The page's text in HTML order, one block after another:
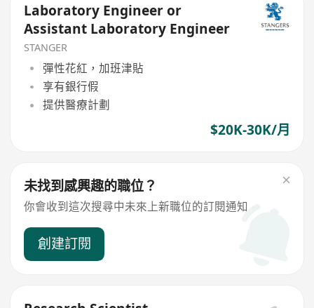
Laboratory Engineer or
Assistant Laboratory Engineer
STANGER
彈性花紅，加班津貼
享有銀行假
提供醫療計劃
$20K-30K/月
未找到感興趣的職位？
你會收到這次搜尋中未來上新職位的訂閱通知
創建訂閱